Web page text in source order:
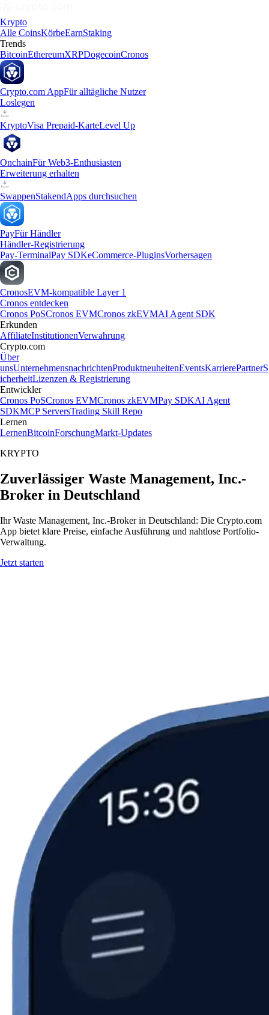
Krypto
Alle CoinsKörbeEarnStaking
Trends
BitcoinEthereumXRPDogecoinCronos
Crypto.com AppFür alltägliche Nutzer
Loslegen
KryptoVisa Prepaid-KarteLevel Up
OnchainFür Web3-Enthusiasten
Erweiterung erhalten
SwappenStakendApps durchsuchen
PayFür Händler
Händler-Registrierung
Pay-TerminalPay SDKeCommerce-PluginsVorhersagen
CronosEVM-kompatible Layer 1
Cronos entdecken
Cronos PoSCronos EVMCronos zkEVMAI Agent SDK
Erkunden
AffiliateInstitutionenVerwahrung
Crypto.com
Über
unsUnternehmensnachrichtenProduktneuheitenEventsKarrierePartnerS
icherheitLizenzen & Registrierung
Entwickler
Cronos PoSCronos EVMCronos zkEVMPay SDKAI Agent
SDKMCP ServersTrading Skill Repo
Lernen
LernenBitcoinForschungMarkt-Updates
KRYPTO
Zuverlässiger Waste Management, Inc.-
Broker in Deutschland
Ihr Waste Management, Inc.-Broker in Deutschland: Die Crypto.com
App bietet klare Preise, einfache Ausführung und nahtlose Portfolio-
Verwaltung.
Jetzt starten